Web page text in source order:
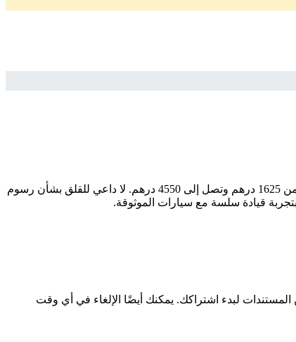
ابحث عن سيارتك المثالية بسهولة وثقة مع سيارات اشتراك منتهي بالتمليك. إذا كنت تبحث عن موديل ، فإننا نقدم لك أفضل الخيارات بأسعار تبدأ من 1625 درهم وتصل إلى 4550 درهم. لا داعي للقلق بشأن رسوم
قيادة سلسة مع سيارات الموثوقة.
لبدء اشتراكك. يمكنك أيضًا الإلغاء في أي وقت